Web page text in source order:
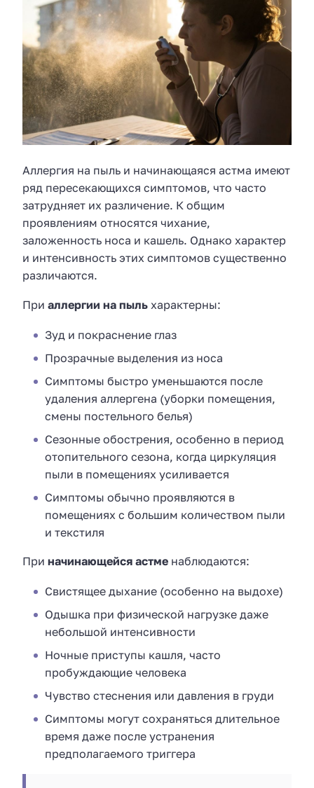
Аллергия на пыль и начинающаяся астма имеют
ряд пересекающихся симптомов, что часто
затрудняет их различение. К общим
проявлениям относятся чихание,
заложенность носа и кашель. Однако характер
и интенсивность этих симптомов существенно
различаются.
При аллергии на пыль характерны:
Зуд и покраснение глаз
Прозрачные выделения из носа
Симптомы быстро уменьшаются после
удаления аллергена (уборки помещения,
смены постельного белья)
Сезонные обострения, особенно в период
отопительного сезона, когда циркуляция
пыли в помещениях усиливается
Симптомы обычно проявляются в
помещениях с большим количеством пыли
и текстиля
При начинающейся астме наблюдаются:
Свистящее дыхание (особенно на выдохе)
Одышка при физической нагрузке даже
небольшой интенсивности
Ночные приступы кашля, часто
пробуждающие человека
Чувство стеснения или давления в груди
Симптомы могут сохраняться длительное
время даже после устранения
предполагаемого триггера